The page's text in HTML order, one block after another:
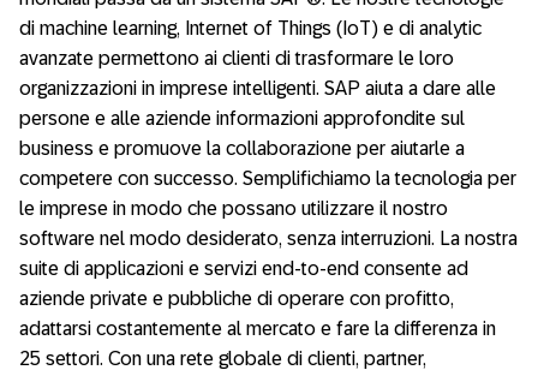
di machine learning, Internet of Things (IoT) e di analytic
avanzate permettono ai clienti di trasformare le loro
organizzazioni in imprese intelligenti. SAP aiuta a dare alle
persone e alle aziende informazioni approfondite sul
business e promuove la collaborazione per aiutarle a
competere con successo. Semplifichiamo la tecnologia per
le imprese in modo che possano utilizzare il nostro
software nel modo desiderato, senza interruzioni. La nostra
suite di applicazioni e servizi end-to-end consente ad
aziende private e pubbliche di operare con profitto,
adattarsi costantemente al mercato e fare la differenza in
25 settori. Con una rete globale di clienti, partner,